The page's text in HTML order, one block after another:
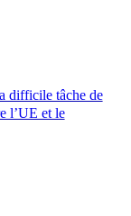
difficile tâche de
l’UE et le